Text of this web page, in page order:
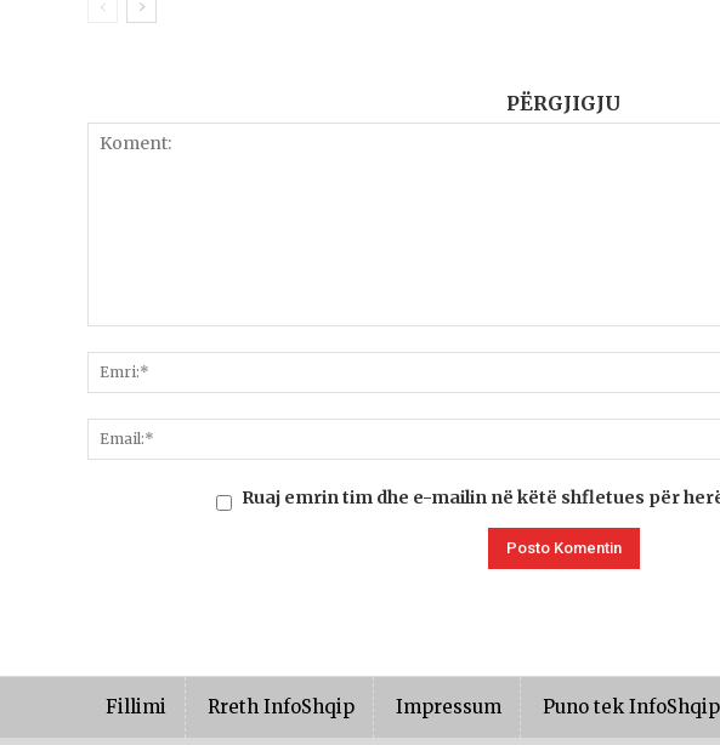
PËRGJIGJU
Ruaj emrin tim dhe e-mailin në këtë shfletues për
Fillimi Rreth InfoShqip Impressum Puno tek InfoShqip